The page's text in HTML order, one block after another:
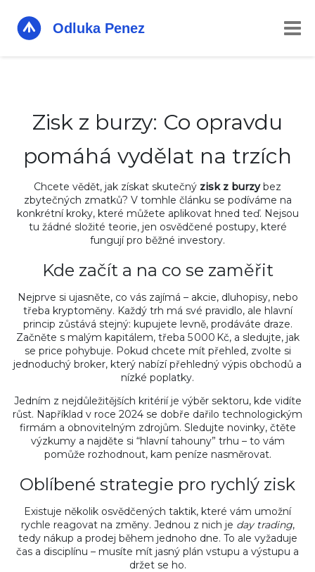
Zisk z burzy: Co opravdu
pomáhá vydělat na trzích
Chcete vědět, jak získat skutečný zisk z burzybez
zbytečných zmatků? V tomhle článku se podíváme na
konkrétní kroky, které můžete aplikovat hned teď. Nejsou
tu žádné složité teorie, jen osvědčené postupy, které
fungují pro běžné investory.
Kde začít a na co se zaměřit
Nejprve si ujasněte, co vás zajímá – akcie, dluhopisy, nebo
třeba kryptoměny. Každý trh má své pravidlo, ale hlavní
princip zůstává stejný: kupujete levně, prodáváte draze.
Začněte s malým kapitálem, třeba 5 000 Kč, a sledujte, jak
se price pohybuje. Pokud chcete mít přehled, zvolte si
jednoduchý broker, který nabízí přehledný výpis obchodů a
nízké poplatky.
Jedním z nejdůležitějších kritérií je výběr sektoru, kde vidíte
růst. Například v roce 2024 se dobře dařilo technologickým
firmám a obnovitelným zdrojům. Sledujte novinky, čtěte
výzkumy a najděte si “hlavní tahouny” trhu – to vám
pomůže rozhodnout, kam peníze nasměrovat.
Oblíbené strategie pro rychlý zisk
Existuje několik osvědčených taktik, které vám umožní
rychle reagovat na změny. Jednou z nich je day trading,
tedy nákup a prodej během jednoho dne. To ale vyžaduje
čas a disciplínu – musíte mít jasný plán vstupu a výstupu a
držet se ho.